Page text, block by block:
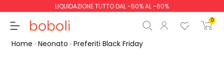
LIQUIDAZIONE TUTTO DAL -50% AL -60%
0
Home Neonato Preferiti Black Friday